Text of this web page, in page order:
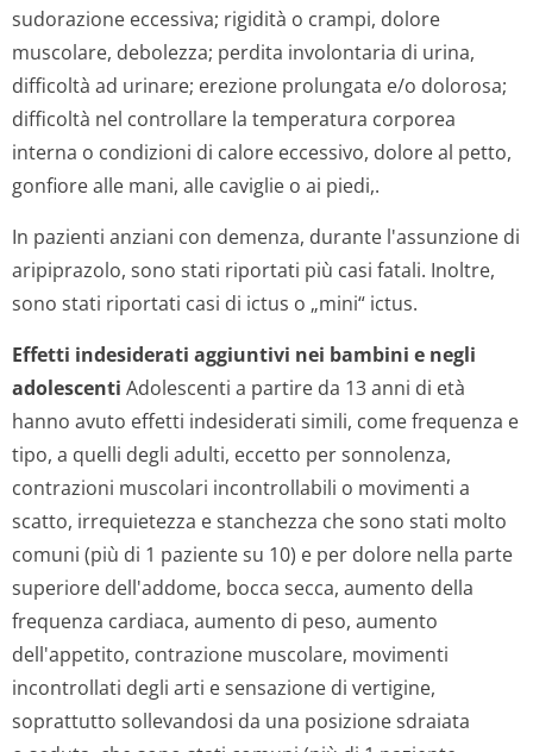
sudorazione eccessiva; rigidità o crampi, dolore
muscolare, debolezza; perdita involontaria di urina,
difficoltà ad urinare; erezione prolungata e/o dolorosa;
difficoltà nel controllare la temperatura corporea
interna o condizioni di calore eccessivo, dolore al petto,
gonfiore alle mani, alle caviglie o ai piedi,.
In pazienti anziani con demenza, durante l'assunzione di
aripiprazolo, sono stati riportati più casi fatali. Inoltre,
sono stati riportati casi di ictus o „mini“ ictus.
Effetti indesiderati aggiuntivi nei bambini e negli
adolescenti Adolescenti a partire da 13 anni di età
hanno avuto effetti indesiderati simili, come frequenza e
tipo, a quelli degli adulti, eccetto per sonnolenza,
contrazioni muscolari incontrollabili o movimenti a
scatto, irrequietezza e stanchezza che sono stati molto
comuni (più di 1 paziente su 10) e per dolore nella parte
superiore dell'addome, bocca secca, aumento della
frequenza cardiaca, aumento di peso, aumento
dell'appetito, contrazione muscolare, movimenti
incontrollati degli arti e sensazione di vertigine,
soprattutto sollevandosi da una posizione sdraiata